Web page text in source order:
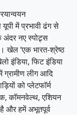
में प्रभावी ढंग से
नए स्पोट्र्स
खेल ‘एक भारत-श्रेष्ठ
इंडिया, फिट इंडिया
लीग आदि
को प्लेटफॉर्म
कॉमनवेल्थ, एशियन
है और हमें अभूतपूर्व